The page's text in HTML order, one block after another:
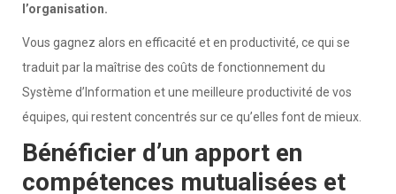
l’organisation.
Vous gagnez alors en efficacité et en productivité, ce qui se
traduit par la maîtrise des coûts de fonctionnement du
Système d’Information et une meilleure productivité de vos
équipes, qui restent concentrés sur ce qu’elles font de mieux.
Bénéficier d’un apport en
compétences mutualisées et